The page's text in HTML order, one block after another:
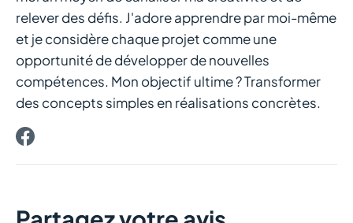
relever des défis. J'adore apprendre par moi-même
et je considère chaque projet comme une
opportunité de développer de nouvelles
compétences. Mon objectif ultime ? Transformer
des concepts simples en réalisations concrètes.